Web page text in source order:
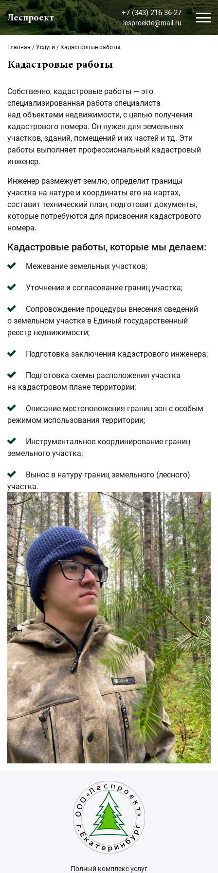
Леспроект +7 (343) 216-36-27
lesproekte@mail.ru
Главная /Услуги / Кадастровые работы
Кадастровые работы
Собственно, кадастровые работы — это
специализированная работа специалиста
над объектами недвижимости, с целью получения
кадастрового номера. Он нужен для земельных
участков, зданий, помещений и их частей и тд. Эти
работы выполняет профессиональный кадастровый
инженер.
Инженер размежует землю, определит границы
участка на натуре и координаты его на картах,
составит технический план, подготовит документы,
которые потребуются для присвоения кадастрового
номера.
Кадастровые работы, которые мы делаем:
Межевание земельных участков;
Уточнение и согласование границ участка;
Сопровождение процедуры внесения сведений
о земельном участке в Единый государственный
реестр недвижимости;
Подготовка заключения кадастрового инженера;
Подготовка схемы расположения участка
на кадастровом плане территории;
Описание местоположения границ зон с особым
режимом использования территории;
Инструментальное координирование границ
земельного участка;
Вынос в натуру границ земельного (лесного)
участка.
Полный комплекс услуг